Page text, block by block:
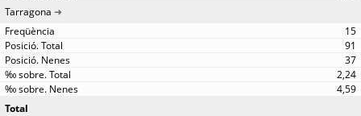
Tarragona
15
91
37
2,24
4,59
Total